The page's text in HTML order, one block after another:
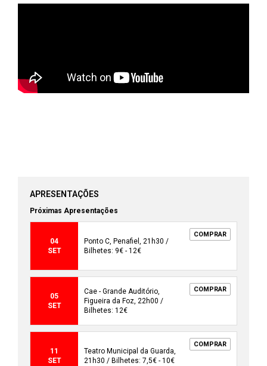
APRESENTAÇÕES
Próximas Apresentações
04
SET
Ponto C, Penafiel, 21h30 /
Bilhetes: 9€ - 12€
COMPRAR
05
SET
Cae - Grande Auditório,
Figueira da Foz, 22h00 /
Bilhetes: 12€
COMPRAR
11
SET
Teatro Municipal da Guarda,
21h30 / Bilhetes: 7,5€ - 10€
COMPRAR